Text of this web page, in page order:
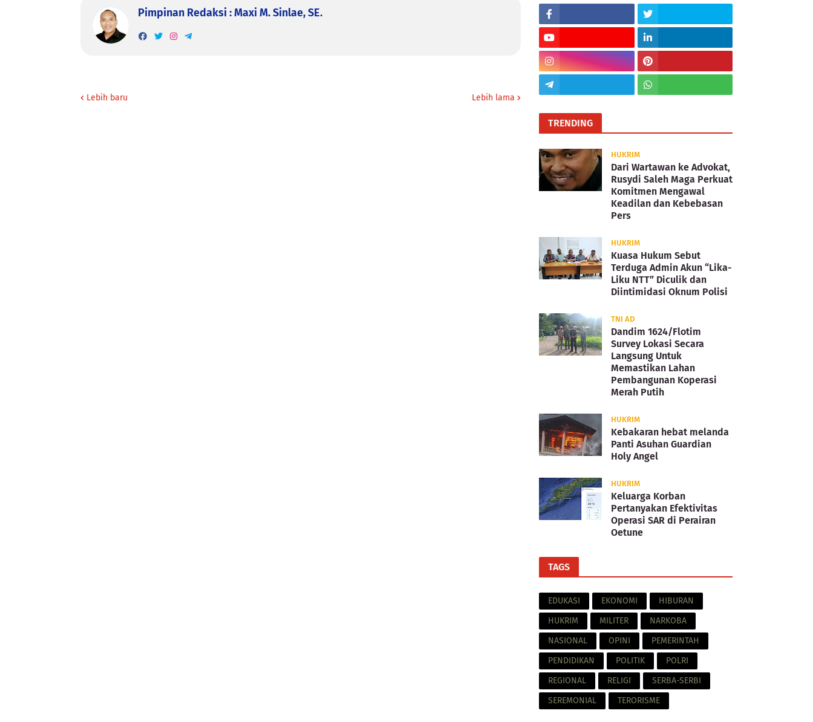
Pimpinan Redaksi : Maxi M. Sinlae, SE.
Lebih baru Lebih lama
TRENDING
HUKRIM
Dari Wartawan ke Advokat,
Rusydi Saleh Maga Perkuat
Komitmen Mengawal
Keadilan dan Kebebasan
Pers
HUKRIM
Kuasa Hukum Sebut
Terduga Admin Akun “Lika-
Liku NTT” Diculik dan
Diintimidasi Oknum Polisi
TNI AD
Dandim 1624/Flotim
Survey Lokasi Secara
Langsung Untuk
Memastikan Lahan
Pembangunan Koperasi
Merah Putih
HUKRIM
Kebakaran hebat melanda
Panti Asuhan Guardian
Holy Angel
HUKRIM
Keluarga Korban
Pertanyakan Efektivitas
Operasi SAR di Perairan
Oetune
TAGS
EDUKASI EKONOMI
HIBURAN
HUKRIM
MILITER
NARKOBA
NASIONAL
OPINI
PEMERINTAH
PENDIDIKAN
POLITIK
POLRI
REGIONAL
RELIGI
SERBA-SERBI
SEREMONIAL
TERORISME